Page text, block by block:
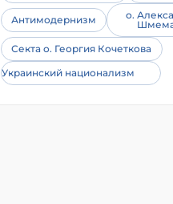
Антимодернизм
о.
Секта о. Георгия Кочеткова
Украинский национализм